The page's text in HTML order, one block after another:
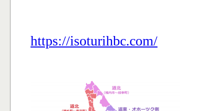
https://isoturihbc.com/